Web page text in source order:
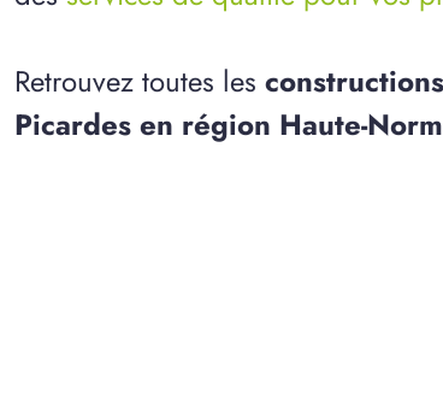
Retrouvez toutes les
Picardes en région Haute-